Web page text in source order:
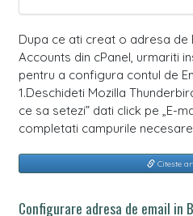
Dupa ce ati creat o adresa de
Accounts din cPanel, urmariti
pentru a configura contul de
1.Deschideti Mozilla
ce sa setezi” dati click pe „E-
completati campurile
Citeste
Configurare adresa de email in